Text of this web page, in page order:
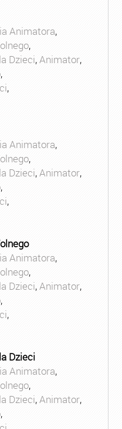
Animatora,
,
Dzieci,Animator,
,
,
Animatora,
,
Dzieci,Animator,
,
,
Animatora,
,
Dzieci,Animator,
,
,
Dzieci
Animatora,
,
Dzieci,Animator,
,